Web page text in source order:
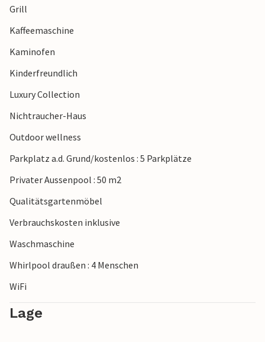
Grill
Kaffeemaschine
Kaminofen
Kinderfreundlich
Luxury Collection
Nichtraucher-Haus
Outdoor wellness
Parkplatz a.d. Grund/kostenlos : 5 Parkplätze
Privater Aussenpool : 50 m2
Qualitätsgartenmöbel
Verbrauchskosten inklusive
Waschmaschine
Whirlpool draußen : 4 Menschen
WiFi
Lage